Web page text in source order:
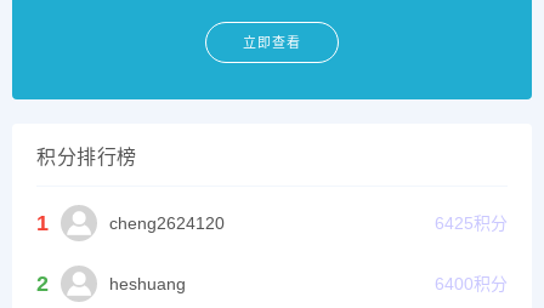
立即查看
积分排行榜
1 cheng2624120 6425积分
2 heshuang 6400积分